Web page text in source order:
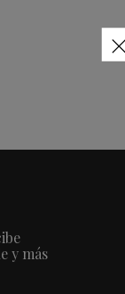
y más